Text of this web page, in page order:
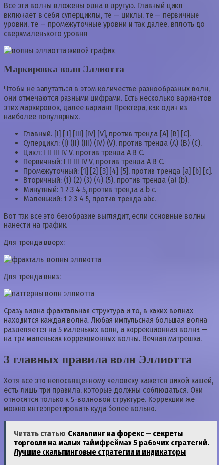
Все эти волны вложены одна в другую. Главный цикл
включает в себя суперциклы, те — циклы, те — первичные
уровни, те — промежуточные уровни и так далее, вплоть до
сверхмаленького уровня.
Маркировка волн Эллиотта
Чтобы не запутаться в этом количестве разнообразных волн,
они отмечаются разными цифрами. Есть несколько вариантов
этих маркировок, далее вариант Пректера, как один из
наиболее популярных.
Главный: [I] [II] [III] [IV] [V], против тренда [A] [B] [C].
Суперцикл: (I) (II) (III) (IV) (V), против тренда (A) (B) (C).
Цикл: I II III IV V, против тренда A B C.
Первичный: I II III IV V, против тренда A B C.
Промежуточный: [1] [2] [3] [4] [5], против тренда [a] [b] [c].
Вторичный: (1) (2) (3) (4) (5), против тренда (a) (b).
Минутный: 1 2 3 4 5, против тренда a b c.
Маленький: 1 2 3 4 5, против тренда abc.
Вот так все это безобразие выглядит, если основные волны
нанести на график.
Для тренда вверх:
Для тренда вниз:
Сразу видна фрактальная структура и то, в каких волнах
находится каждая волна. Любая импульсная большая волна
разделяется на 5 маленьких волн, а коррекционная волна —
на три маленьких коррекционных волны. Вечная матрешка.
3 главных правила волн Эллиотта
Хотя все это непосвященному человеку кажется дикой кашей,
есть лишь три правила, которые должны соблюдаться. Они
относятся только к 5-волновой структуре. Коррекции же
можно интерпретировать куда более вольно.
Читать статью Скальпинг на форекс — секреты
торговли на малых таймфреймах 5 рабочих стратегий.
Лучшие скальпинговые стратегии и индикаторы